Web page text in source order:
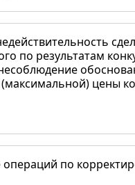
по результатам
цены
по